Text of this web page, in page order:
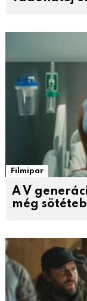
Filmipar
A V
még